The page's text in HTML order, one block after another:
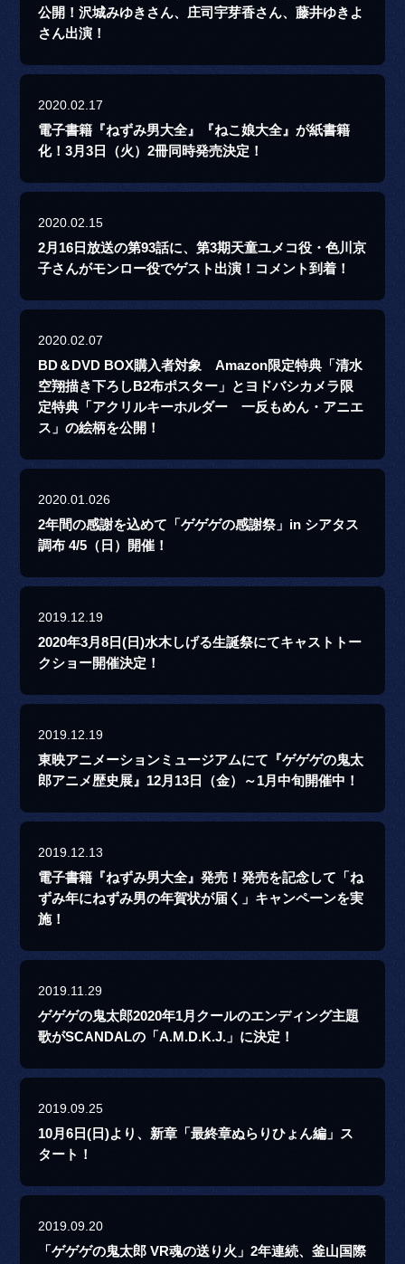
公開！沢城みゆきさん、庄司宇芽香さん、藤井ゆきよ
さん出演！
2020.02.17
電子書籍『ねずみ男大全』『ねこ娘大全』が紙書籍
化！3月3日（火）2冊同時発売決定！
2020.02.15
2月16日放送の第93話に、第3期天童ユメコ役・色川京
子さんがモンロー役でゲスト出演！コメント到着！
2020.02.07
BD＆DVD BOX購入者対象 Amazon限定特典「清水
空翔描き下ろしB2布ポスター」とヨドバシカメラ限
定特典「アクリルキーホルダー 一反もめん・アニエ
ス」の絵柄を公開！
2020.01.026
2年間の感謝を込めて「ゲゲゲの感謝祭」in シアタス
調布 4/5（日）開催！
2019.12.19
2020年3月8日(日)水木しげる生誕祭にてキャストトー
クショー開催決定！
2019.12.19
東映アニメーションミュージアムにて『ゲゲゲの鬼太
郎アニメ歴史展』12月13日（金）～1月中旬開催中！
2019.12.13
電子書籍『ねずみ男大全』発売！発売を記念して「ね
ずみ年にねずみ男の年賀状が届く」キャンペーンを実
施！
2019.11.29
ゲゲゲの鬼太郎2020年1月クールのエンディング主題
歌がSCANDALの「A.M.D.K.J.」に決定！
2019.09.25
10月6日(日)より、新章「最終章ぬらりひょん編」ス
タート！
2019.09.20
「ゲゲゲの鬼太郎 VR魂の送り火」2年連続、釜山国際